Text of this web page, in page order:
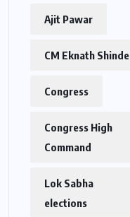
Ajit Pawar
CM Eknath Shinde
Congress
Congress High
Command
Lok Sabha
elections